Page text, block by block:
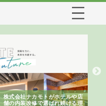
株式会社ナカモトがホテルや店
舗の内装改修で選ばれ続ける理